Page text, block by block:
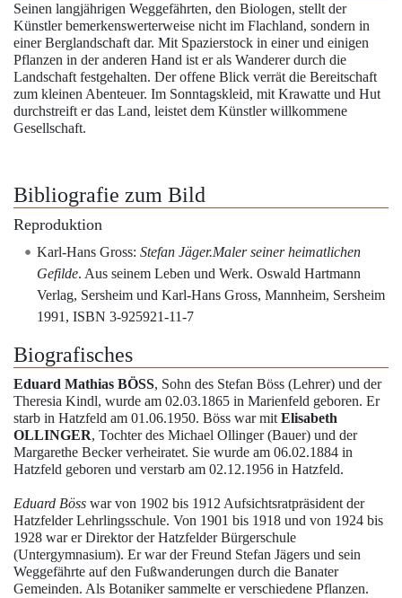
Seinen langjährigen Weggefährten, den Biologen, stellt der
Künstler bemerkenswerterweise nicht im Flachland, sondern in
einer Berglandschaft dar. Mit Spazierstock in einer und einigen
Pflanzen in der anderen Hand ist er als Wanderer durch die
Landschaft festgehalten. Der offene Blick verrät die Bereitschaft
zum kleinen Abenteuer. Im Sonntagskleid, mit Krawatte und Hut
durchstreift er das Land, leistet dem Künstler willkommene
Gesellschaft.
Bibliografie zum Bild
Reproduktion
Karl-Hans Gross: Stefan Jäger.Maler seiner heimatlichen
Gefilde. Aus seinem Leben und Werk. Oswald Hartmann
Verlag, Sersheim und Karl-Hans Gross, Mannheim, Sersheim
1991, ISBN 3-925921-11-7
Biografisches
Eduard Mathias BÖSS, Sohn des Stefan Böss (Lehrer) und der
Theresia Kindl, wurde am 02.03.1865 in Marienfeld geboren. Er
starb in Hatzfeld am 01.06.1950. Böss war mit Elisabeth
OLLINGER, Tochter des Michael Ollinger (Bauer) und der
Margarethe Becker verheiratet. Sie wurde am 06.02.1884 in
Hatzfeld geboren und verstarb am 02.12.1956 in Hatzfeld.
Eduard Böss war von 1902 bis 1912 Aufsichtsratpräsident der
Hatzfelder Lehrlingsschule. Von 1901 bis 1918 und von 1924 bis
1928 war er Direktor der Hatzfelder Bürgerschule
(Untergymnasium). Er war der Freund Stefan Jägers und sein
Weggefährte auf den Fußwanderungen durch die Banater
Gemeinden. Als Botaniker sammelte er verschiedene Pflanzen.